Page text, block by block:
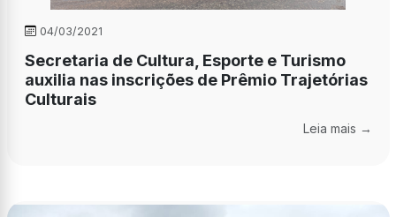
04/03/2021
Secretaria de Cultura, Esporte e Turismo
auxilia nas inscrições de Prêmio Trajetórias
Culturais
Leia mais →